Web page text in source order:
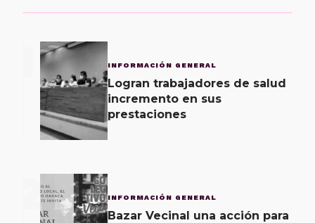
INFORMACIÓN GENERAL
Logran trabajadores de salud
incremento en sus
prestaciones
2 INFORMACIÓN GENERAL
Bazar Vecinal una acción para